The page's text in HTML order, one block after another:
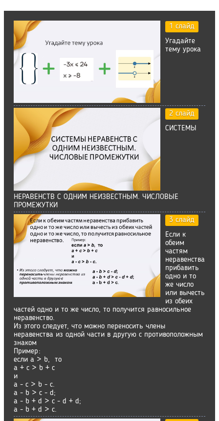
1 слайд
Угадайте
тему урока
2 слайд
СИСТЕМЫ
НЕРАВЕНСТВ С ОДНИМ НЕИЗВЕСТНЫМ. ЧИСЛОВЫЕ
ПРОМЕЖУТКИ
3 слайд
Если к
обеим
частям
неравенства
прибавить
одно и то
же число
или вычесть
из обеих
частей одно и то же число, то получится равносильное
неравенство.
Из этого следует, что можно переносить члены
неравенства из одной части в другую с противоположным
знаком
Пример:
если a > b, то
a + c > b + c
и
a - c > b - c.
a - b > c - d;
a - b + d > c - d + d;
a - b + d > c.